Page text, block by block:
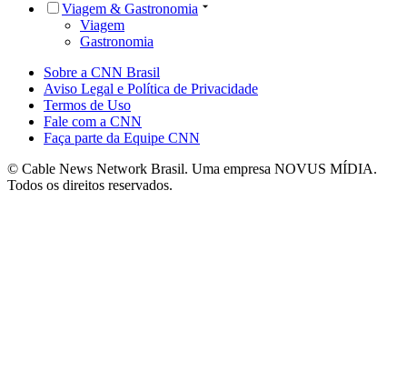
Viagem & Gastronomia
Viagem
Gastronomia
Sobre a CNN Brasil
Aviso Legal e Política de Privacidade
Termos de Uso
Fale com a CNN
Faça parte da Equipe CNN
© Cable News Network Brasil. Uma empresa NOVUS MÍDIA.
Todos os direitos reservados.